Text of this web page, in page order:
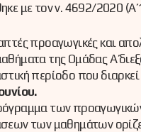
με τον ν. 4692/2020 (Α΄
προαγωγικές και
της Ομάδας Α΄
περίοδο που
των
των μαθημάτων